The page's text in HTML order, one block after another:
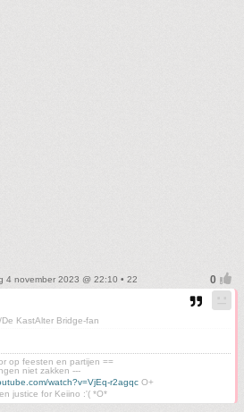
4 november 2023 @ 22:10 • 22
De KastAlter Bridge-fan
op feesten en partijen ==
niet zakken ---
watch?v=VjEq-r2agqc O+
justice for Keiino :'( *O*